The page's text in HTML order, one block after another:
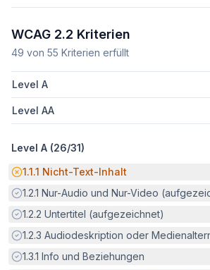
WCAG 2.2 Kriterien
49 von 55 Kriterien erfüllt
Level A
Level AA
Level A (26/31)
Potenzielle Barriere:
1.1.1 Nicht-Text-Inhalt
Erfüllt:
1.2.1 Nur-Audio und Nur-Video
Erfüllt:
1.2.2 Untertitel (aufgezeichnet)
Erfüllt:
1.2.3 Audiodeskription oder
Erfüllt:
1.3.1 Info und Beziehungen